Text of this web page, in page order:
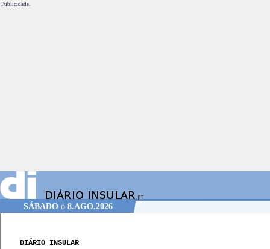
Publicidade.
SÁBADOo 8.AGO.2026
DIÁRIO INSULAR